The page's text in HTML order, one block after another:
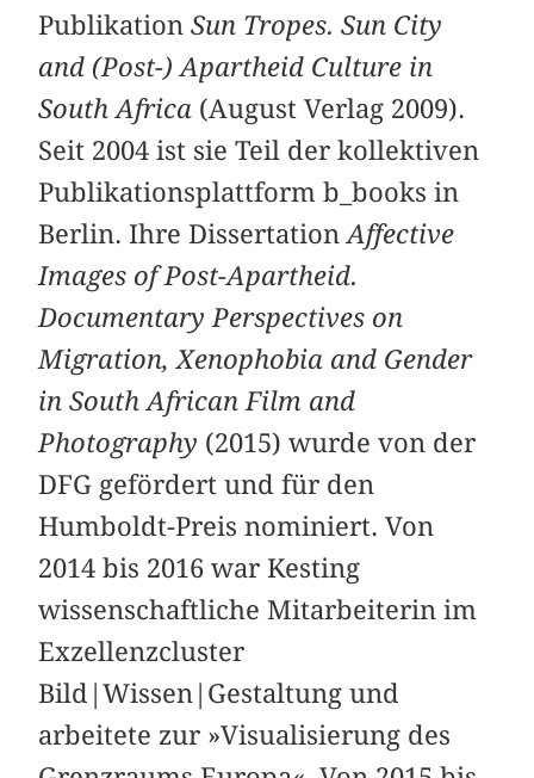
PublikationSun Tropes. Sun City
and (Post-) Apartheid Culture in
South Africa (August Verlag 2009).
Seit 2004 ist sie Teil der kollektiven
Publikationsplattform b_books in
Berlin. Ihre DissertationAffective
Images of Post-Apartheid.
Documentary Perspectives on
Migration, Xenophobia and Gender
in South African Film and
Photography (2015) wurde von der
DFG gefördert und für den
Humboldt-Preis nominiert. Von
2014 bis 2016 war Kesting
wissenschaftliche Mitarbeiterin im
Exzellenzcluster
Bild|Wissen|Gestaltung und
arbeitete zur »Visualisierung des